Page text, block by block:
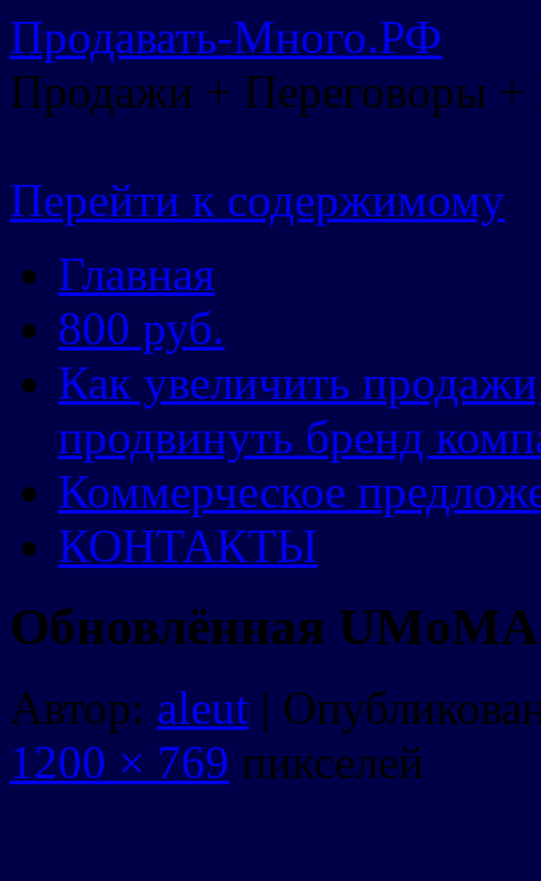
Продавать-Много.РФ
Продажи + Переговоры +
Перейти к содержимому
Главная
800 руб.
Как увеличить
продвинуть бренд
Коммерческое
КОНТАКТЫ
Обновлённая
Автор: aleut |
1200 × 769 пикселей